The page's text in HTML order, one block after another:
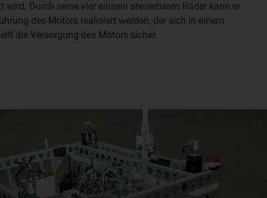
Durch seine vier einzeln steuerbaren Räder kann er
des Motors realisiert werden, der sich in einem
die Versorgung des Motors sicher.